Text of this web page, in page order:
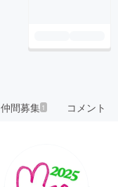
仲間募集 1 コメント